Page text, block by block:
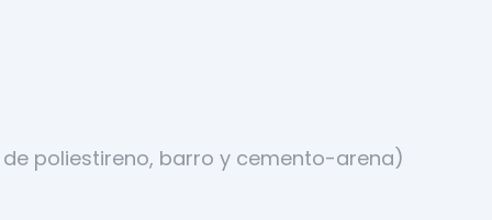
poliestireno, barro y cemento-arena)